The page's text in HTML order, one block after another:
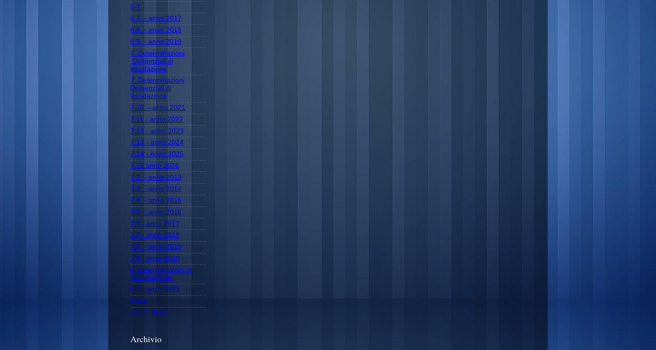
6.7.
6.7. - anno 2017
6.8. - anno 2018
6.9. - anno 2019
7. Determinazioni
.Dirigenziali di
liquidazione
7. Determinazioni
Dirigenziali di
liquidazione
7.10. - anno 2021
7.11 - anno 2022
7.12 - anno 2023
7.13 - anno 2024
7.14 - Anno 2025
7.15 anno 2026
7.2. - anno 2013
7.3. - anno 2014
7.4. - anno 2015
7.5. - anno 2016
7.6 - anno 2017
7.7.- anno 2018
7.8. - anno 2019
7.9. -anno 2020
8. Determinazioni di
Accertamento
8.1 - anno 2023
News
nzn 1. News
Archivio